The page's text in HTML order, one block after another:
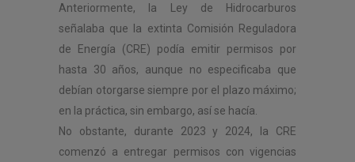
Anteriormente, la Ley de Hidrocarburos
señalaba que la extinta Comisión Reguladora
de Energía (CRE) podía emitir permisos por
hasta 30 años, aunque no especificaba que
debían otorgarse siempre por el plazo máximo;
en la práctica, sin embargo, así se hacía.
No obstante, durante 2023 y 2024, la CRE
comenzó a entregar permisos con vigencias